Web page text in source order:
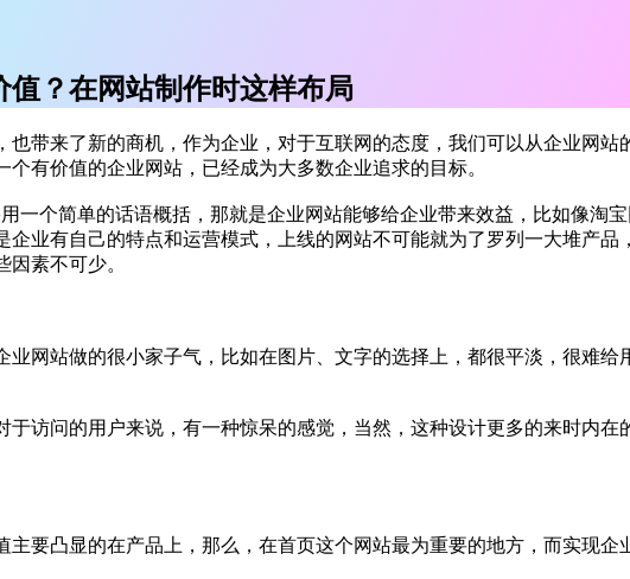
？在网站制作时这样布局
也带来了新的商机，作为企业，对于互联网的态度，我们可以从企业网
有价值的企业网站，已经成为大多数企业追求的目标。
一个简单的话语概括，那就是企业网站能够给企业带来效益，比如像淘
企业有自己的特点和运营模式，上线的网站不可能就为了罗列一大堆产
素不可少。
业网站做的很小家子气，比如在图片、文字的选择上，都很平淡，很难
于访问的用户来说，有一种惊呆的感觉，当然，这种设计更多的来时内
主要凸显的在产品上，那么，在首页这个网站最为重要的地方，而实现企